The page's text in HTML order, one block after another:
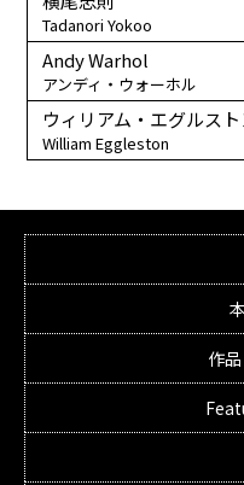
Tadanori Yokoo
Andy Warhol
アンディ・ウォーホル
ウィリアム・エグルスト
William Eggleston
作